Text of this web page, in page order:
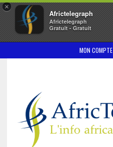
×
Africtelegraph
Africtelegraph
Gratuit - Gratuit
MON COMPTE